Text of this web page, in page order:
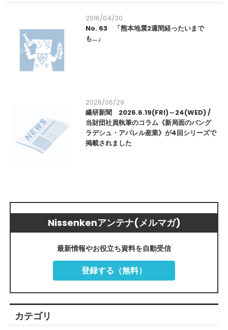
2016/04/30
No. 63 「熊本地震2週間経ったいまで
も…」
2026/06/29
繊研新聞 2026.6.19(FRI)～24(WED) /
当財団社員執筆のコラム《新局面のバング
ラデシュ・アパレル産業》が4回シリーズで
掲載されました
Nissenkenアンテナ(メルマガ)
最新情報やお役立ち資料を自動受信
登録する（無料）
カテゴリ